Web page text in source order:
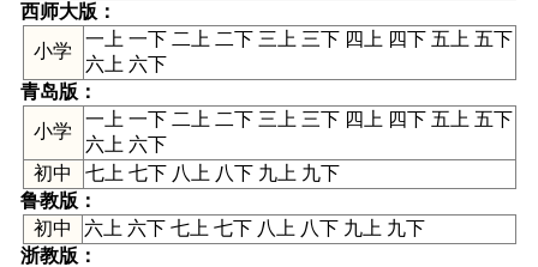
西师大版 ：
小学
一上 一下 二上 二下 三上 三下 四上 四下 五上 五下
六上 六下
青岛版 ：
小学
一上 一下 二上 二下 三上 三下 四上 四下 五上 五下
六上 六下
初中
七上 七下 八上 八下 九上 九下
鲁教版 ：
初中
六上 六下 七上 七下 八上 八下 九上 九下
浙教版 ：